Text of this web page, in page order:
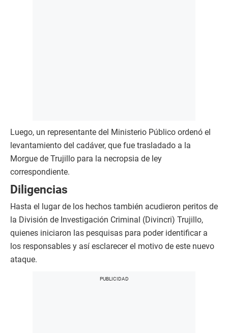
Luego, un representante del Ministerio Público ordenó el
levantamiento del cadáver, que fue trasladado a la
Morgue de Trujillo para la necropsia de ley
correspondiente.
Diligencias
Hasta el lugar de los hechos también acudieron peritos de
la División de Investigación Criminal (Divincri) Trujillo,
quienes iniciaron las pesquisas para poder identificar a
los responsables y así esclarecer el motivo de este nuevo
ataque.